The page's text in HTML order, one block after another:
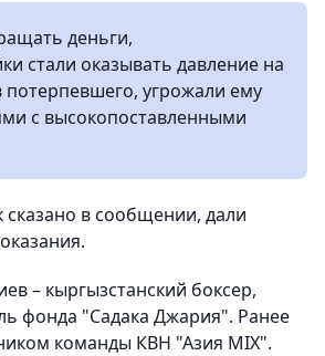
деньги,
стали оказывать давление на
потерпевшего, угрожали ему
с высокопоставленными
в сообщении, дали
– кыргызстанский боксер,
фонда "Садака Джария". Ранее
команды КВН "Азия MIX".